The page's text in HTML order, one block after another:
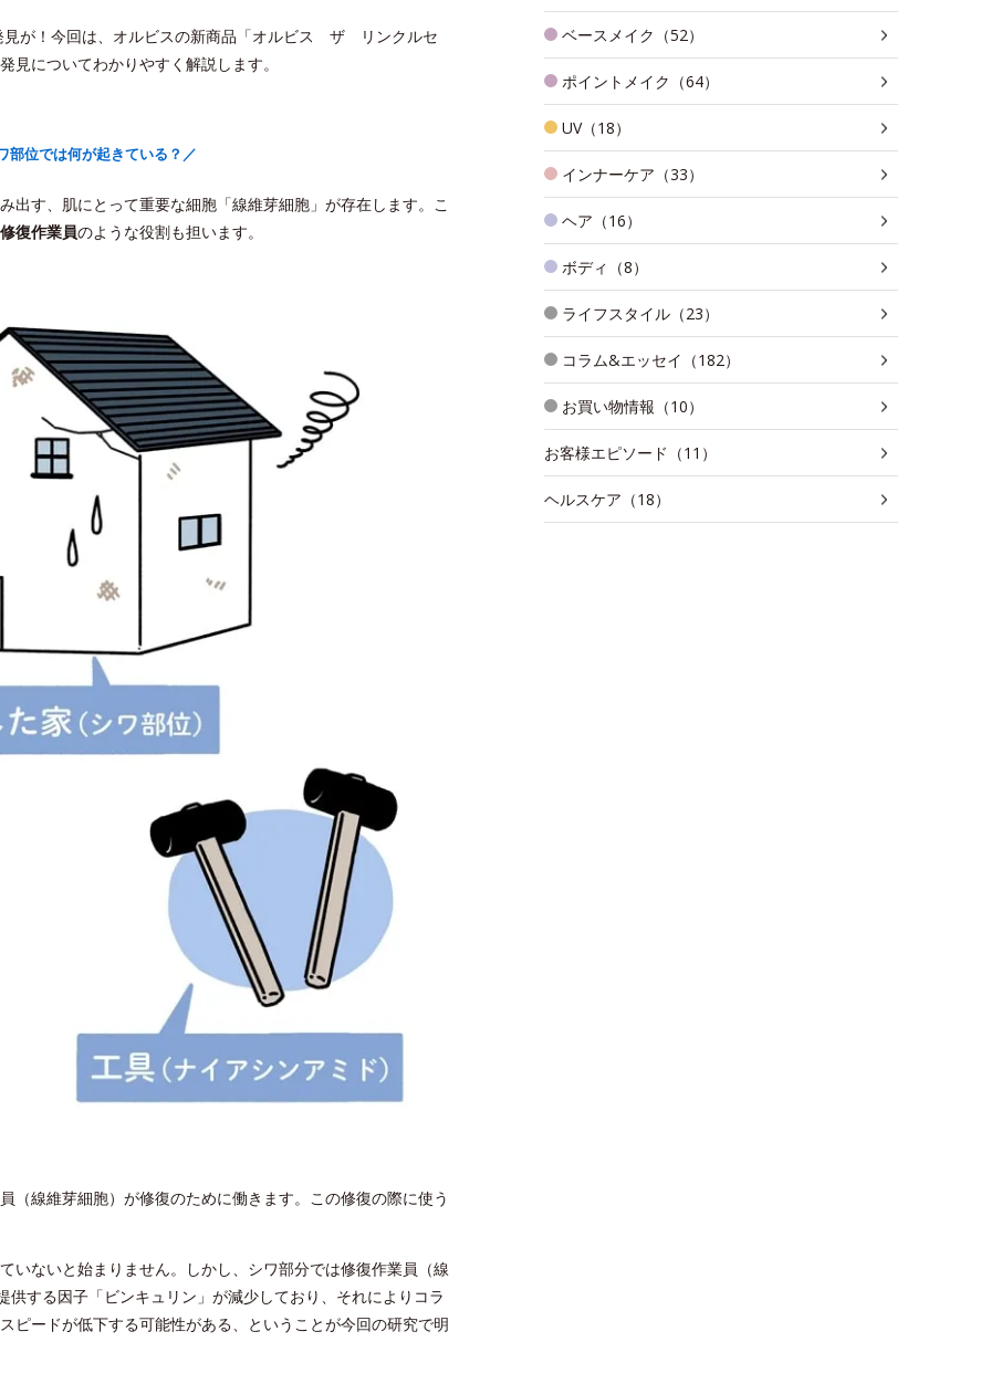
見が！今回は、オルビスの新商品「オルビス ザ リンクルセ
についてわかりやすく解説します。
部位では何が起きている？／
出す、肌にとって重要な細胞「線維芽細胞」が存在します。こ
修復作業員のような役割も担います。
（線維芽細胞）が修復のために働きます。この修復の際に使う
いないと始まりません。しかし、シワ部分では修復作業員（線
する因子「ビンキュリン」が減少しており、それによりコラ
ピードが低下する可能性がある、ということが今回の研究で明
ベースメイク（52）
ポイントメイク（64）
UV（18）
インナーケア（33）
ヘア（16）
ボディ（8）
ライフスタイル（23）
コラム&エッセイ（182）
お買い物情報（10）
お客様エピソード（11）
ヘルスケア（18）